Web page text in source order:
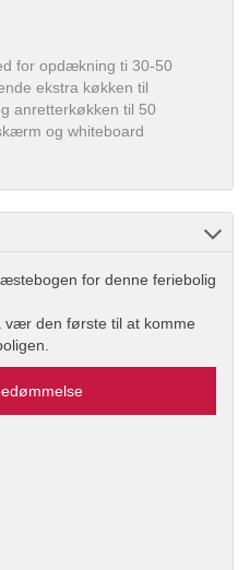
for opdækning ti 30-50
ekstra køkken til
anretterkøkken til 50
og whiteboard
for denne feriebolig
vær den første til at komme